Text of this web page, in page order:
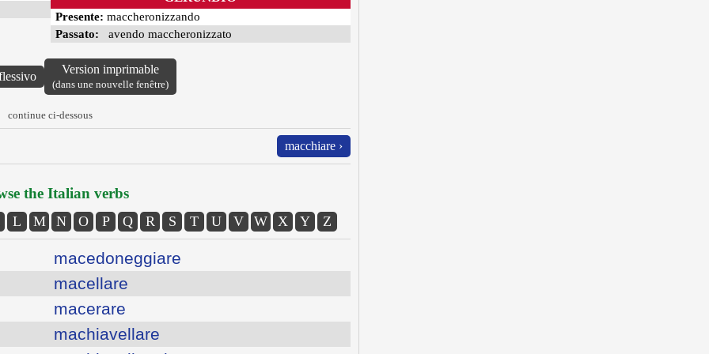
Presente: maccheronizzando
Passato: avendo maccheronizzato
Version imprimable
(dans une nouvelle fenêtre)
continue ci-dessous
macchiare ›
the Italian verbs
L M N O P Q R S T U V W X Y Z
macedoneggiare
macellare
macerare
machiavellare